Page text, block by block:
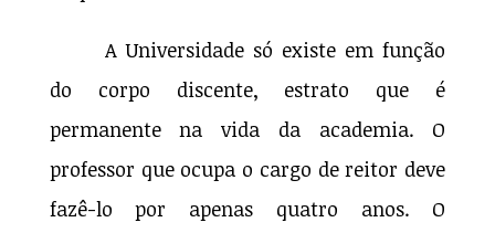
A Universidade só existe em função
do corpo discente, estrato que é
permanente na vida da academia. O
professor que ocupa o cargo de reitor deve
fazê-lo por apenas quatro anos. O